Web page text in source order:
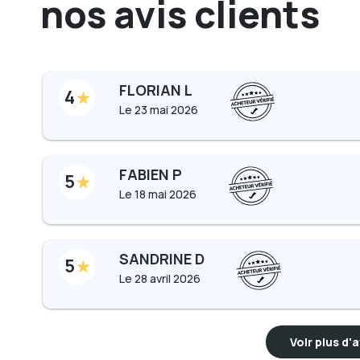
nos avis clients
4 FLORIAN L
Le 23 mai 2026
5 FABIEN P
Le 18 mai 2026
5 SANDRINE D
Le 28 avril 2026
Voir plus